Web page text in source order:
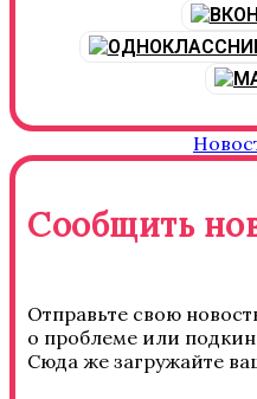
Сообщить
Отправьте свою
о проблеме или
Сюда же загружайте